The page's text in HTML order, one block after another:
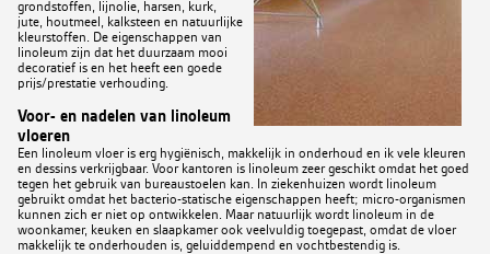
grondstoffen, lijnolie, harsen, kurk,
jute, houtmeel, kalksteen en natuurlijke
kleurstoffen. De eigenschappen van
linoleum zijn dat het duurzaam mooi
decoratief is en het heeft een goede
prijs/prestatie verhouding.
Voor- en nadelen van linoleum
vloeren
Een linoleum vloer is erg hygiënisch, makkelijk in onderhoud en ik vele kleuren
en dessins verkrijgbaar. Voor kantoren is linoleum zeer geschikt omdat het goed
tegen het gebruik van bureaustoelen kan. In ziekenhuizen wordt linoleum
gebruikt omdat het bacterio-statische eigenschappen heeft; micro-organismen
kunnen zich er niet op ontwikkelen. Maar natuurlijk wordt linoleum in de
woonkamer, keuken en slaapkamer ook veelvuldig toegepast, omdat de vloer
makkelijk te onderhouden is, geluiddempend en vochtbestendig is.